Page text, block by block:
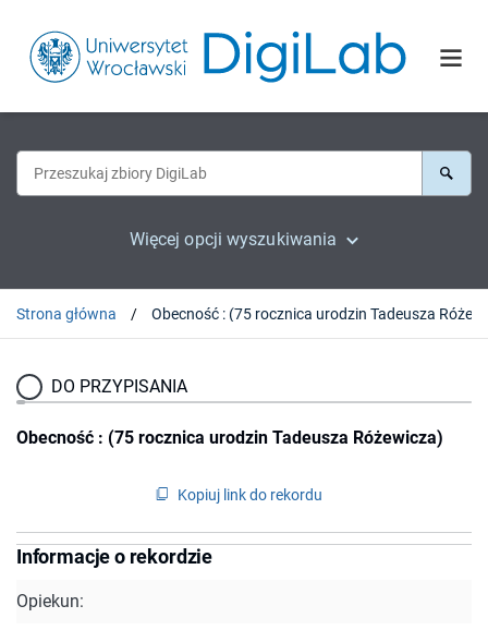
Więcej opcji wyszukiwania
Strona główna
DO PRZYPISANIA
Obecność : (75 rocznica urodzin Tadeusza Różewicza)
Kopiuj link do rekordu
Informacje o rekordzie
Opiekun: